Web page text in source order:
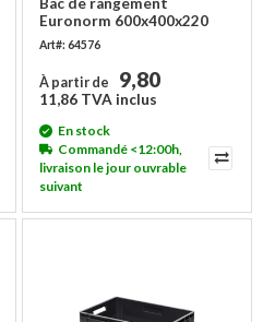
Euronorm 600x400x220
mm - empilable
Art#: 64576
À partir de 9,80
11,86 TVA inclus
En stock
Commandé <12:00h,
livraison le jour ouvrable
suivant